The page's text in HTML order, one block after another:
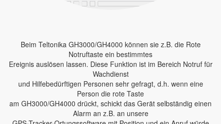
Beim Teltonika GH3000/GH4000 können sie z.B. die Rote
Notruftaste ein bestimmtes
Ereignis auslösen lassen. Diese Funktion ist im Bereich Notruf für
Wachdienst
und Hilfebedürftigen Personen sehr gefragt, d.h. wenn eine
Person die rote Taste
am GH3000/GH4000 drückt, schickt das Gerät selbständig einen
Alarm an z.B. an unsere